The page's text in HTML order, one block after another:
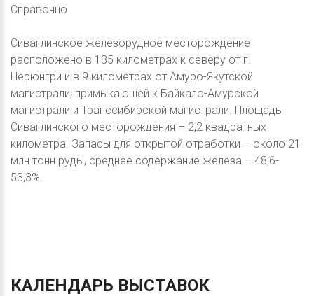
Справочно
Сиваглинское железорудное месторождение
расположено в 135 километрах к северу от г.
Нерюнгри и в 9 километрах от Амуро-Якутской
магистрали, примыкающей к Байкало-Амурской
магистрали и Транссибирской магистрали. Площадь
Сиваглинского месторождения – 2,2 квадратных
километра. Запасы для открытой отработки – около 21
млн тонн руды, среднее содержание железа – 48,6-
53,3%.
КАЛЕНДАРЬ ВЫСТАВОК